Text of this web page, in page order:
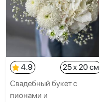
4.9
25 x 20 см
Свадебный букет с
пионами и